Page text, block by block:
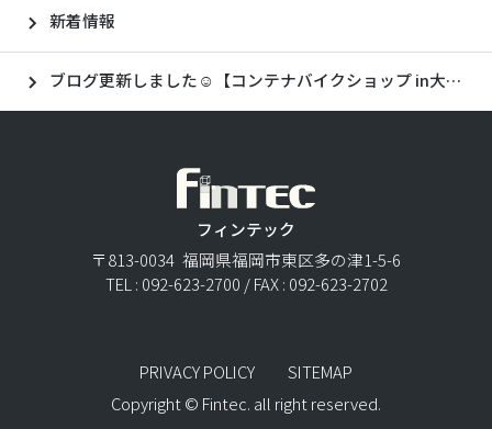
新着情報
ブログ更新しました☺【コンテナバイクショップ in大野城🏍】
フィンテック
〒813-0034 福岡県福岡市東区多の津1-5-6
TEL : 092-623-2700 / FAX : 092-623-2702
PRIVACY POLICY
SITEMAP
Copyright © Fintec. all right reserved.